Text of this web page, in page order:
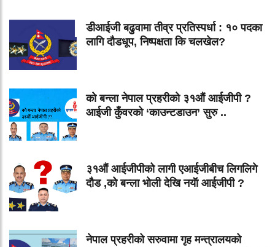
डीआईजी बढुवामा तीव्र प्रतिस्पर्धा : १० पदका
लागि दौडधूप, निष्पक्षता कि चलखेल?
को बन्ला नेपाल प्रहरीको ३१औं आईजीपी ?
आईजी कुँवरको ‘काउन्टडाउन’ सुरु ..
३१औं आईजीपीको लागी एआईजीबीच लिगलिगे
दौड ,को बन्ला भोली देखि नयॅा आईजीपी ?
नेपाल प्रहरीको सरुवामा गृह मन्त्रालयको